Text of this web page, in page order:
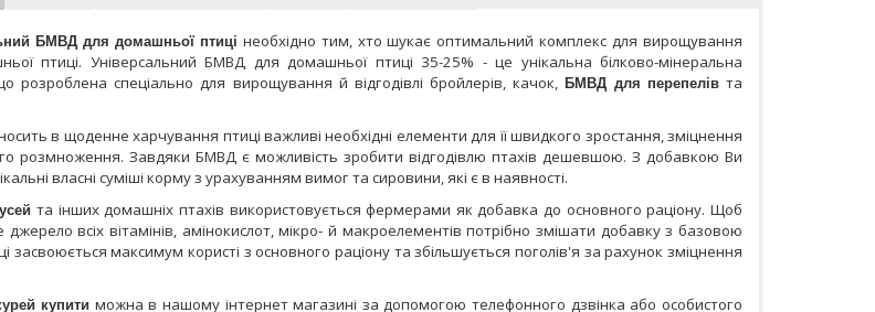
БМВД для домашньої птиці необхідно тим, хто шукає оптимальний комплекс для вирощування
птиці. Універсальний БМВД для домашньої птиці 35-25% - це унікальна білково-мінеральна
розроблена спеціально для вирощування й відгодівлі бройлерів, качок,БМВД для перепелівта
в щоденне харчування птиці важливі необхідні елементи для її швидкого зростання, зміцнення
розмноження. Завдяки БМВД є можливість зробити відгодівлю птахів дешевшою. З добавкою Ви
власні суміші корму з урахуванням вимог та сировини, які є в наявності.
та інших домашніх птахів використовується фермерами як добавка до основного раціону. Щоб
всіх вітамінів, амінокислот, мікро- й макроелементів потрібно змішати добавку з базовою
засвоюється максимум користі з основного раціону та збільшується поголів'я за рахунок зміцнення
купити можна в нашому інтернет магазині за допомогою телефонного дзвінка або особистого